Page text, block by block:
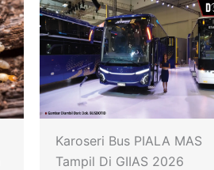
Karoseri Bus PIALA MAS
Tampil Di GIIAS 2026